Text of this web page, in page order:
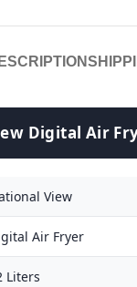
Digital Air
View
Air Fryer
Liters